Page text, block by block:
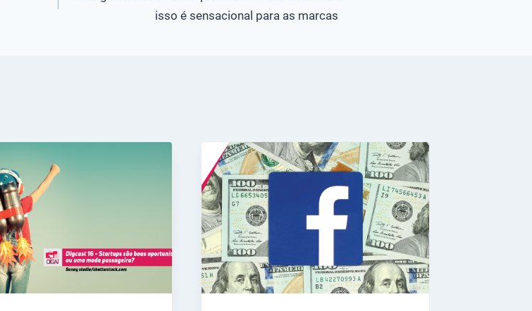
isso é sensacional para as marcas